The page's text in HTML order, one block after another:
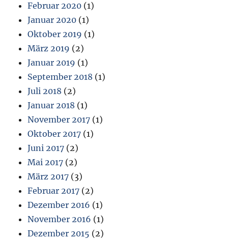
Februar 2020 (1)
Januar 2020 (1)
Oktober 2019 (1)
März 2019 (2)
Januar 2019 (1)
September 2018 (1)
Juli 2018 (2)
Januar 2018 (1)
November 2017 (1)
Oktober 2017 (1)
Juni 2017 (2)
Mai 2017 (2)
März 2017 (3)
Februar 2017 (2)
Dezember 2016 (1)
November 2016 (1)
Dezember 2015 (2)